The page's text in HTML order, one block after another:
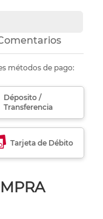
métodos de pago:
Déposito /
Transferencia
Tarjeta de Débito